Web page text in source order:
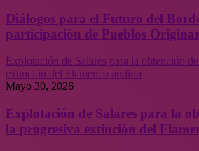
Diálogos para el Futuro del
participación de Pueblos
Explotación de Salares para la obtención
extinción del Flamenco andino
Mayo 30, 2026
Explotación de Salares para la
la progresiva extinción del